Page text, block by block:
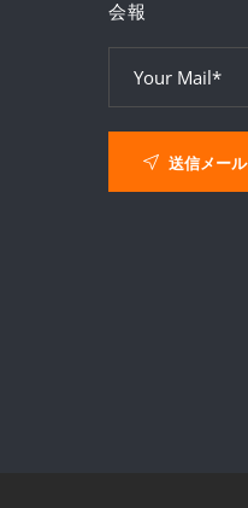
会報
送信メール